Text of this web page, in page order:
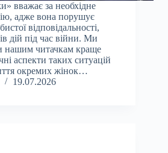
вважає за необхідне
адже вона порушує
відповідальності,
дій під час війни. Ми
нашим читачкам краще
аспекти таких ситуацій
окремих жінок…
19.07.2026